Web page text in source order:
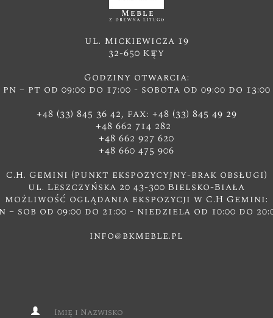
ul. Mickiewicza 19
32-650 Kęty
Godziny otwarcia:
pn – pt od 09:00 do 17:00 - sobota od 09:00 do 13:00
+48 (33) 845 36 42, fax: +48 (33) 845 49 29
+48 662 714 282
+48 662 927 620
+48 660 475 906
C.H. Gemini (punkt ekspozycyjny-brak obsługi)
ul. Leszczyńska 20 43-300 Bielsko-Biała
możliwość oglądania ekspozycji w C.H Gemini:
– sob od 09:00 do 21:00 - niedziela od 10:00 do
info@bkmeble.pl